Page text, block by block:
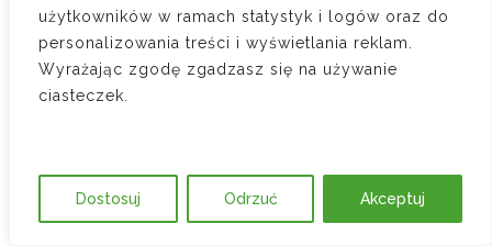
użytkowników w ramach statystyk i logów oraz do
personalizowania treści i wyświetlania reklam.
Wyrażając zgodę zgadzasz się na używanie
ciasteczek.
Dostosuj Odrzuć Akceptuj
Korespondencja z pozwanym i
wezwania do zapłaty
pozwany przyznaje istnienie długu, prosi